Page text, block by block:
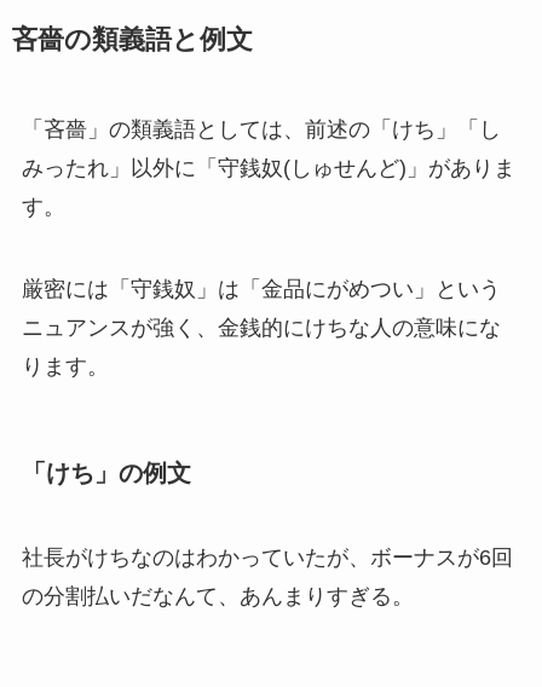
吝嗇の類義語と例文
「吝嗇」の類義語としては、前述の「けち」「し
みったれ」以外に「守銭奴(しゅせんど)」がありま
す。
厳密には「守銭奴」は「金品にがめつい」という
ニュアンスが強く、金銭的にけちな人の意味にな
ります。
「けち」の例文
社長がけちなのはわかっていたが、ボーナスが6回
の分割払いだなんて、あんまりすぎる。